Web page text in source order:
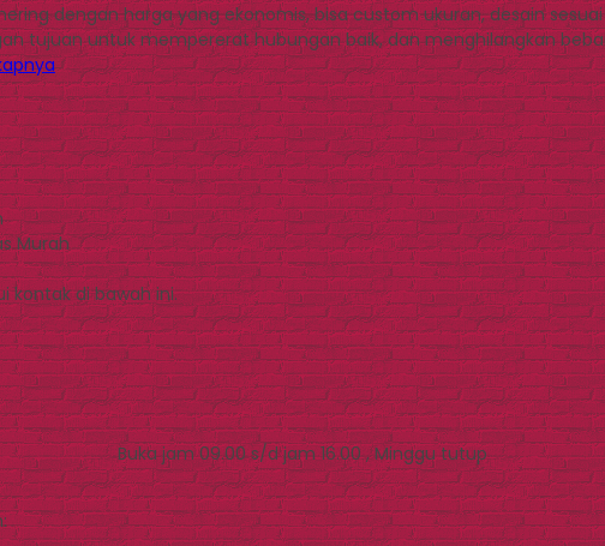
dengan harga yang ekonomis, bisa custom ukuran, desain
tujuan untuk mempererat hubungan baik, dan menghilangkan
Murah
kontak di bawah ini.
Buka jam 09.00 s/d jam 16.00 , Minggu tutup